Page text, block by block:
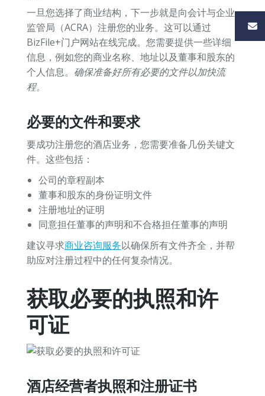
一旦您选择了商业结构，下一步就是向会计与企业
监管局（ACRA）注册您的业务。这可以通过
BizFile+门户网站在线完成。您需要提供一些详细
信息，例如您的商业名称、地址以及董事和股东的
个人信息。 确保准备好所有必要的文件以加快流
程。
必要的文件和要求
要成功注册您的酒店业务，您需要准备几份关键文
件。这些包括：
公司的章程副本
董事和股东的身份证明文件
注册地址的证明
同意担任董事的声明和不合格担任董事的声明
建议寻求商业咨询服务以确保所有文件齐全，并帮
助应对注册过程中的任何复杂情况。
获取必要的执照和许
可证
酒店经营者执照和注册证书